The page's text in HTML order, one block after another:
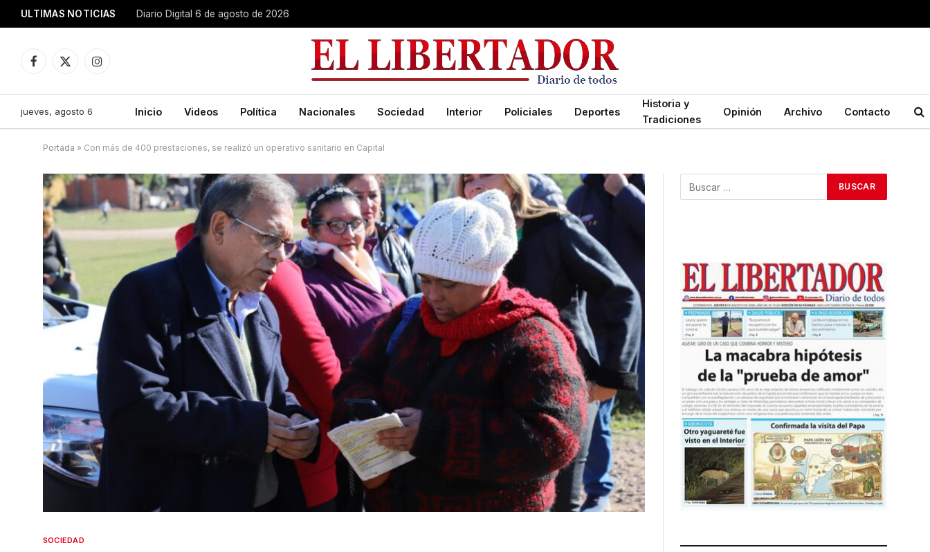
ULTIMAS NOTICIAS Diario Digital 6 de agosto de 2026
Facebook
X
Instagram
jueves, agosto 6 Inicio Videos Política Nacionales Sociedad Interior Policiales Deportes
Historia y
Tradiciones
Opinión Archivo Contacto
Portada » Con más de 400 prestaciones, se realizó un operativo sanitario en Capital
SOCIEDAD